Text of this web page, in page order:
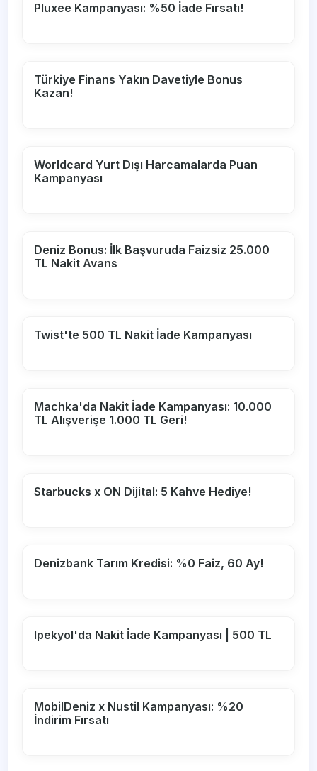
Pluxee Kampanyası: %50 İade Fırsatı!
Türkiye Finans Yakın Davetiyle Bonus
Kazan!
Worldcard Yurt Dışı Harcamalarda Puan
Kampanyası
Deniz Bonus: İlk Başvuruda Faizsiz 25.000
TL Nakit Avans
Twist'te 500 TL Nakit İade Kampanyası
Machka'da Nakit İade Kampanyası: 10.000
TL Alışverişe 1.000 TL Geri!
Starbucks x ON Dijital: 5 Kahve Hediye!
Denizbank Tarım Kredisi: %0 Faiz, 60 Ay!
Ipekyol'da Nakit İade Kampanyası | 500 TL
MobilDeniz x Nustil Kampanyası: %20
İndirim Fırsatı